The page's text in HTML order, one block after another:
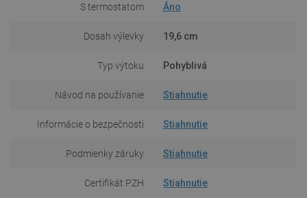
S termostatom Áno
Dosah výlevky 19,6 cm
Typ výtoku Pohyblivá
Návod na používanie Stiahnutie
Informácie o bezpečnosti Stiahnutie
Podmienky záruky Stiahnutie
Certifikát PZH Stiahnutie